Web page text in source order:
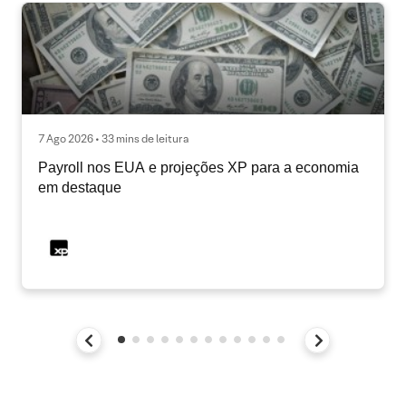
7 Ago 2026 • 33 mins de leitura
Payroll nos EUA e projeções XP para a economia
em destaque